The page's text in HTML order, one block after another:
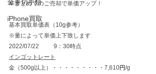
金券切手類
iPhone買取
※まとめてのご売却で単価アップ！
基本買取単価表（10g参考）
※量によって単価上下致します
2022/07/22	　9：30時点
インゴットレート
金（500g以上）・・・・・・・・・7,610円/g